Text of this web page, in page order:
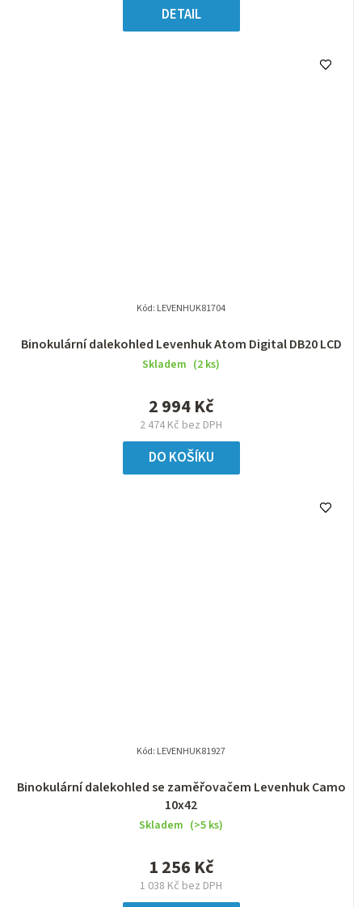
DETAIL
Binokulární dalekohled Levenhuk Atom Digital DB20 LCD
Skladem (2 ks)
2 474 Kč bez DPH
2 994 Kč
DO KOŠÍKU
Kód: LEVENHUK81704
Binokulární dalekohled se zaměřovačem Levenhuk Camo
10x42
Skladem (>5 ks)
1 038 Kč bez DPH
1 256 Kč
Kód: LEVENHUK81927